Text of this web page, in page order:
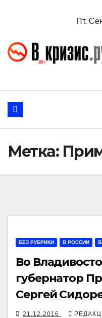
Пт.
Метка:
БЕЗ РУБРИКИ В РОССИИ
Во
губернатор
Сергей
21.12.2016